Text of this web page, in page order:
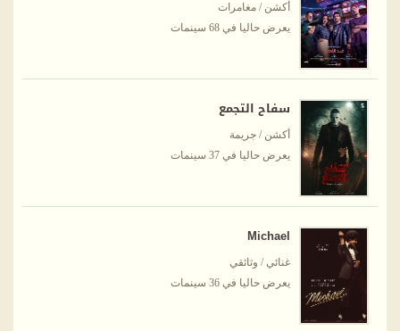
أكشن / مغامرات
يعرض حاليا في 68 سينمات
سفاح التجمع
أكشن / جريمة
يعرض حاليا في 37 سينمات
Michael
غنائي / وثائقي
يعرض حاليا في 36 سينمات